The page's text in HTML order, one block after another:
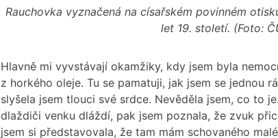
Rauchovka vyznačená na císařském povinném
let 19. století. (Foto:
Hlavně mi vyvstávají okamžiky, kdy jsem byla
z horkého oleje. Tu se pamatuji, jak jsem se jednou
slyšela jsem tlouci své srdce. Nevěděla jsem, co to
dlaždiči venku dláždí, pak jsem poznala, že zvuk
jsem si představovala, že tam mám schovaného